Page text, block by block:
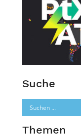
Suche
Themen